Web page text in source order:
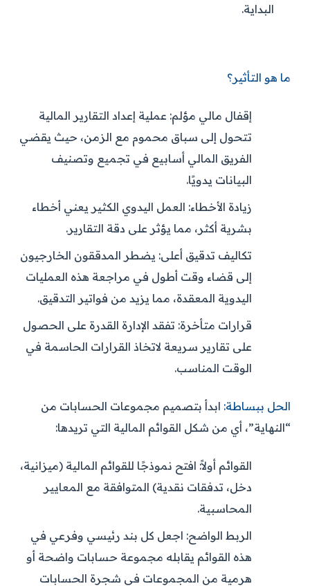
البداية.
ما هو التأثير؟
إقفال مالي مؤلم: عملية إعداد التقارير المالية
تتحول إلى سباق محموم مع الزمن، حيث يقضي
الفريق المالي أسابيع في تجميع وتصنيف
البيانات يدويًا.
زيادة الأخطاء: العمل اليدوي الكثير يعني أخطاء
بشرية أكثر، مما يؤثر على دقة التقارير.
تكاليف تدقيق أعلى: يضطر المدققون الخارجيون
إلى قضاء وقت أطول في مراجعة هذه العمليات
اليدوية المعقدة، مما يزيد من فواتير التدقيق.
قرارات متأخرة: تفقد الإدارة القدرة على الحصول
على تقارير سريعة لاتخاذ القرارات الحاسمة في
الوقت المناسب.
الحل ببساطة: ابدأ بتصميم مجموعات الحسابات من
“النهاية”، أي من شكل القوائم المالية التي تريدها:
القوائم أولاً: افتح نموذجًا للقوائم المالية (ميزانية،
دخل، تدفقات نقدية) المتوافقة مع المعايير
المحاسبية.
الربط الواضح: اجعل كل بند رئيسي وفرعي في
هذه القوائم يقابله مجموعة حسابات واضحة أو
هرمية من المجموعات في شجرة الحسابات